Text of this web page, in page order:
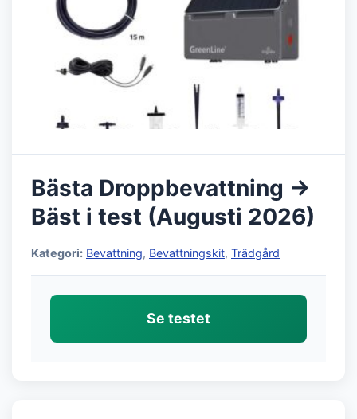
Bästa Droppbevattning →
Bäst i test (Augusti 2026)
Kategori: Bevattning, Bevattningskit, Trädgård
Se testet